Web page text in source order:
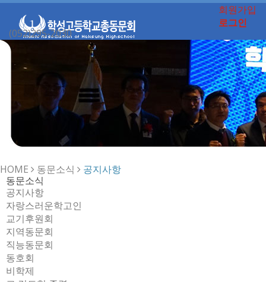
navigation
회원가입
로그인
(052)295-2030
HOME 동문소식
공지사항
동문소식
공지사항
자랑스러운학고인
교기후원회
지역동문회
직능동문회
동호회
비학제